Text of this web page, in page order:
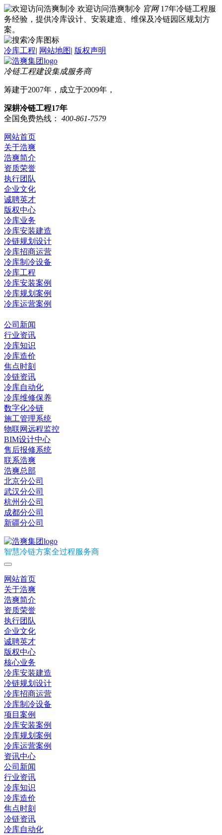
欢迎访问浩爽制冷 官网 17年冷链工程服
务经验，提供冷库设计、安装建造、维保及冷链园区规划方
案。
冷库工程| 网站地图| 版权声明
冷链工程建设集成服务商
筹建于2007年，成立于2009年，
深耕冷链工程17年
全国免费热线：
400-861-7579
网站首页
关于浩爽
浩爽简介
资质荣誉
执行团队
企业文化
诚聘英才
版权中心
冷库业务
冷库安装建造
冷链规划设计
冷库招商运营
冷库制冷设备
冷库工程
冷库安装案例
冷库规划案例
冷库运营案例
公司新闻
行业资讯
冷库知识
冷库造价
焦点时刻
冷链资讯
冷库自动化
冷库维修保养
数字化冷链
施工管理系统
物联网远程监控
BIM设计中心
售后报修系统
联系浩爽
浩爽总部
北京分公司
武汉分公司
杭州分公司
成都分公司
新疆分公司
智慧冷链方案全过程服务商
网站首页
关于浩爽
浩爽简介
资质荣誉
执行团队
企业文化
诚聘英才
版权中心
核心业务
冷库安装建造
冷链规划设计
冷库招商运营
冷库制冷设备
项目案例
冷库安装案例
冷库规划案例
冷库运营案例
资讯中心
公司新闻
行业资讯
冷库知识
冷库造价
焦点时刻
冷链资讯
冷库自动化